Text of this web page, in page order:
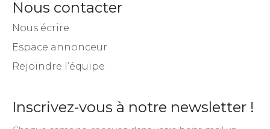
Stages et cours
Nous contacter
Nous écrire
Espace annonceur